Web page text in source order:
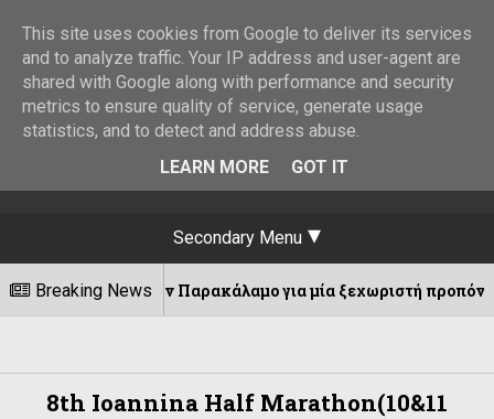
Secondary Menu
Breaking News
Παρακάλαμο για μία ξεχωριστή προπόνηση!
8th Ioannina Half Marathon(10&11
This site uses cookies from Google to deliver its services
and to analyze traffic. Your IP address and user-agent are
shared with Google along with performance and security
metrics to ensure quality of service, generate usage
statistics, and to detect and address abuse.
LEARN MORE
GOT IT